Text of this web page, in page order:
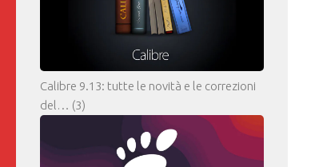
Calibre 9.13: tutte le novità e le correzioni
del… (3)